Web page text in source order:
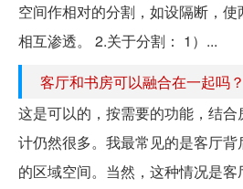
空间作相对的分割，如设隔断，
相互渗透。 2.关于分割： 1）...
客厅和书房可以融合在一起吗
这是可以的，按需要的功能，结
计仍然很多。我最常见的是客厅
的区域空间。当然，这种情况是